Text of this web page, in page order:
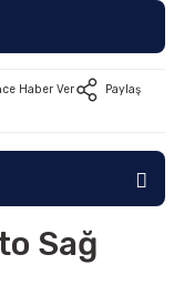
Haber Ver
Paylaş
Sağ